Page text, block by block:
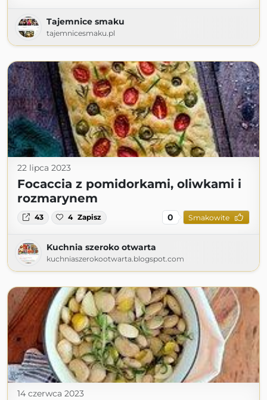
Tajemnice smaku
tajemnicesmaku.pl
22 lipca 2023
Focaccia z pomidorkami, oliwkami i
rozmarynem
43 4 Zapisz 0 Smakowite
Kuchnia szeroko otwarta
kuchniaszerokootwarta.blogspot.com
14 czerwca 2023